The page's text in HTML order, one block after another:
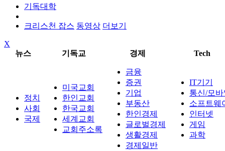
기독대학
크리스천 잡스 동영상 더보기
X
뉴스
기독교 경제 Tech
정치
사회
국제
미국교회
한인교회
한국교회
세계교회
교회주소록
금융
증권
기업
부동산
한인경제
글로벌경제
생활경제
경제일반
IT기기
통신/모
소프트웨
인터넷
게임
과학